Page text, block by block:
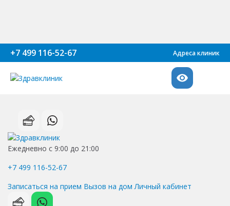
+7 499 116-52-67 Адреса клиник
Ежедневно с 9:00 до 21:00
+7 499 116-52-67
Записаться на прием Вызов на дом Личный кабинет